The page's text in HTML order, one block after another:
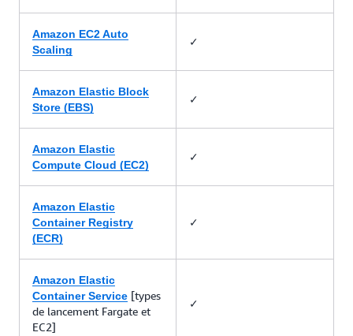
Amazon EC2 Auto
Scaling
✓
Amazon Elastic Block
Store (EBS)
✓
Amazon Elastic
Compute Cloud (EC2)
✓
Amazon Elastic
Container Registry
(ECR)
✓
Amazon Elastic
Container Service [types
de lancement Fargate et
EC2]
✓